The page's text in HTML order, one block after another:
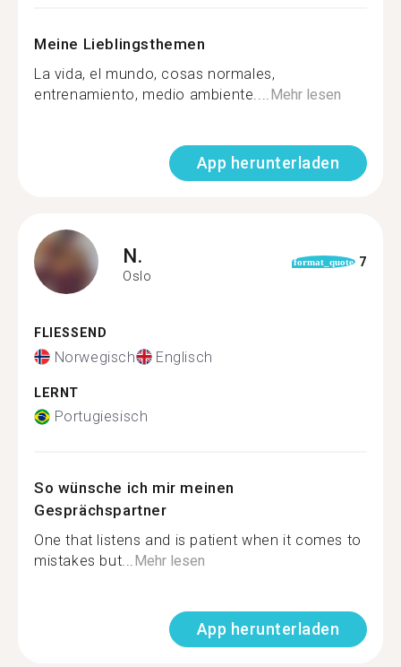
Meine Lieblingsthemen
La vida, el mundo, cosas normales,
entrenamiento, medio ambiente....Mehr lesen
App herunterladen
N.
Oslo
format_quote 7
FLIESSEND
Norwegisch Englisch
LERNT
Portugiesisch
So wünsche ich mir meinen
Gesprächspartner
One that listens and is patient when it comes to
mistakes but...Mehr lesen
App herunterladen